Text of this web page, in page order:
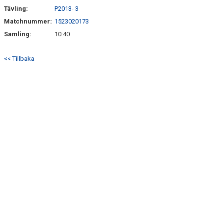
Tävling:
P2013- 3
Matchnummer: 1523020173
Samling:
10:40
<< Tillbaka